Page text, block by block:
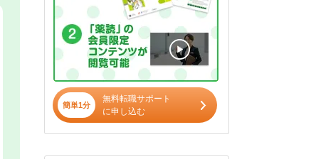
簡単1分
無料転職サポート
に申し込む